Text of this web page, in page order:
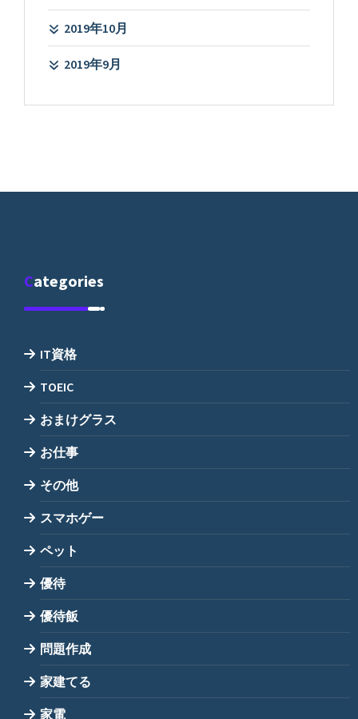
2019年10月
2019年9月
Categories
IT資格
TOEIC
おまけグラス
お仕事
その他
スマホゲー
ペット
優待
優待飯
問題作成
家建てる
家電